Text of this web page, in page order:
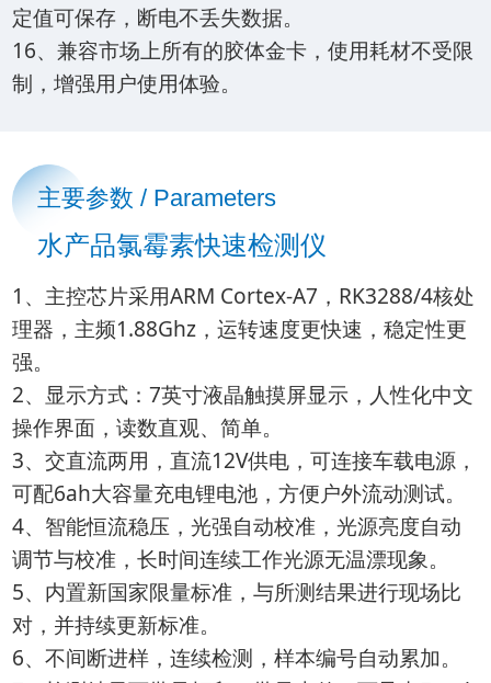
定值可保存，断电不丢失数据。
16、兼容市场上所有的胶体金卡，使用耗材不受限
制，增强用户使用体验。
主要参数 / Parameters
水产品氯霉素快速检测仪
1、主控芯片采用ARM Cortex-A7，RK3288/4核处
理器，主频1.88Ghz，运转速度更快速，稳定性更
强。
2、显示方式：7英寸液晶触摸屏显示，人性化中文
操作界面，读数直观、简单。
3、交直流两用，直流12V供电，可连接车载电源，
可配6ah大容量充电锂电池，方便户外流动测试。
4、智能恒流稳压，光强自动校准，光源亮度自动
调节与校准，长时间连续工作光源无温漂现象。
5、内置新国家限量标准，与所测结果进行现场比
对，并持续更新标准。
6、不间断进样，连续检测，样本编号自动累加。